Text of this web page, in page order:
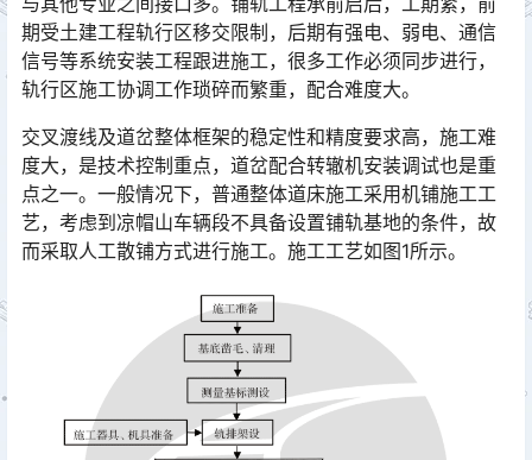
期受土建工程轨行区移交限制，后期有强电、弱电、通信
信号等系统安装工程跟进施工，很多工作必须同步进行，
轨行区施工协调工作琐碎而繁重，配合难度大。󠅅󠅃󠄵󠅂󠄪󠇖󠆨󠆨󠇕󠆞󠆒󠅬󠇘󠆭󠆘󠇙󠆝󠅵󠇗󠆭󠆁󠄐󠇗󠅹󠅸󠇖󠆍󠅳󠇖󠅹󠅰󠇖󠆌󠅹
交叉渡线及道岔整体框架的稳定性和精度要求高，施工难
度大，是技术控制重点，道岔配合转辙机安装调试也是重
点之一。一般情况下，普通整体道床施工采用机铺施工工
艺，考虑到凉帽山车辆段不具备设置铺轨基地的条件，故
而采取人工散铺方式进行施工。施工工艺如图1所示。󠅅󠅃󠄵󠅂󠄪󠇖󠆨󠆨󠇕󠆞󠆒󠅬󠇘󠆭󠆘󠇙󠆝󠅵󠇗󠆭󠆁󠄐󠇗󠅹󠅸󠇖󠆍󠅳󠇖󠅹󠅰󠇖󠆌󠅹